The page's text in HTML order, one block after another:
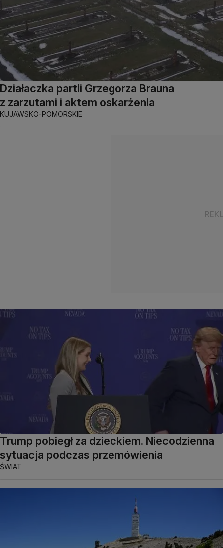
Działaczka partii Grzegorza Brauna
z zarzutami i aktem oskarżenia
KUJAWSKO-POMORSKIE
Trump pobiegł za dzieckiem. Niecodzienna
sytuacja podczas przemówienia
ŚWIAT